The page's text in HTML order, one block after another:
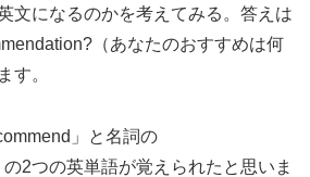
文になるのかを考えてみる。答えは
（あなたのおすすめは何
す。
」と名詞の
の2つの英単語が覚えられたと思いま